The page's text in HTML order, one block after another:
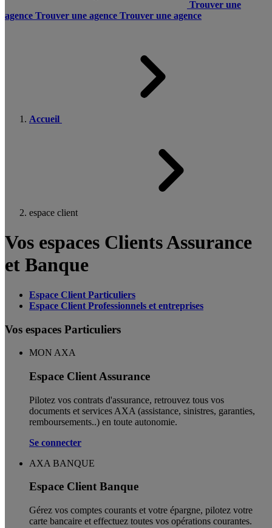
Trouver une
agence Trouver une agence Trouver une agence
Accueil
espace client
Vos espaces Clients Assurance
et Banque
Espace Client Particuliers
Espace Client Professionnels et entreprises
Vos espaces Particuliers
MON AXA
Espace Client Assurance
Pilotez vos contrats d'assurance, retrouvez tous vos
documents et services AXA (assistance, sinistres, garanties,
remboursements..) en toute autonomie. ​
Se connecter
AXA BANQUE
Espace Client Banque
Gérez vos comptes courants et votre épargne, pilotez votre
carte bancaire et effectuez toutes vos opérations courantes.